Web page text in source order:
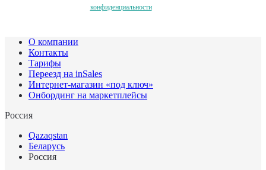
конфиденциальности
О компании
Контакты
Тарифы
Переезд на inSales
Интернет-магазин «под ключ»
Онбординг на маркетплейсы
Россия
Qazaqstan
Беларусь
Россия